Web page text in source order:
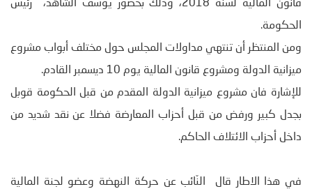
قانون المالية لسنة 2018، وذلك بحضور يوسف الشاهد، رئيس
الحكومة.
ومن المنتظر أن تنتهي مداولات المجلس حول مختلف أبواب مشروع
ميزانية الدولة ومشروع قانون المالية يوم 10 ديسمبر القادم.
للإشارة فان مشروع ميزانية الدولة المقدم من قبل الحكومة قوبل
بجدل كبير ورفض من قبل أحزاب المعارضة فضلا عن نقد شديد من
داخل أحزاب الائتلاف الحاكم.
في هذا الاطار قال النّائب عن حركة النهضة وعضو لجنة المالية